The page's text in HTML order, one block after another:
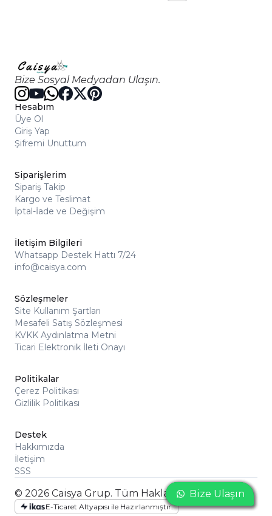
Bize Sosyal Medyadan Ulaşın.
Hesabım
Üye Ol
Giriş Yap
Şifremi Unuttum
Siparişlerim
Sipariş Takip
Kargo ve Teslimat
İptal-İade ve Değişim
İletişim Bilgileri
Whatsapp Destek Hattı 7/24
info@caisya.com
Sözleşmeler
Site Kullanım Şartları
Mesafeli Satış Sözleşmesi
KVKK Aydınlatma Metni
Ticari Elektronik İleti Onayı
Politikalar
Çerez Politikası
Gizlilik Politikası
Destek
Hakkımızda
İletişim
SSS
© 2026 Caisya Grup. Tüm Hakları Saklıdır
E-Ticaret Altyapısı ile Hazırlanmıştır.
Bize Ulaşın
Bize Ulaşın
Bize Ulaşın